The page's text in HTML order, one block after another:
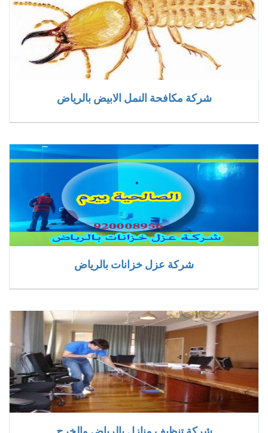
شركة مكافحة النمل الابيض بالرياض
شركة عزل خزانات بالرياض